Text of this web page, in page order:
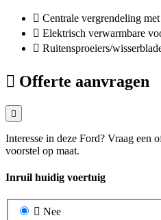
Centrale vergrendeling
Elektrisch verwarmbare
Ruitensproeiers/
Offerte aanvragen
Interesse in deze Ford? Vraag een
voorstel op maat.
Inruil huidig voertuig
Nee